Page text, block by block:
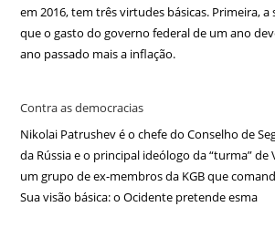
em 2016, tem três virtudes básicas. Primeira, a
que o gasto do governo federal de um ano
ano passado mais a inflação.
Contra as democracias
Nikolai Patrushev é o chefe do Conselho de
da Rússia e o principal ideólogo da “turma” de
um grupo de ex-membros da KGB que
Sua visão básica: o Ocidente pretende esma